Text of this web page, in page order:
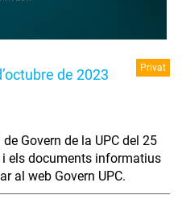
de 2023 Privat
Govern de la UPC del 25
i els documents informatius
al web Govern UPC.